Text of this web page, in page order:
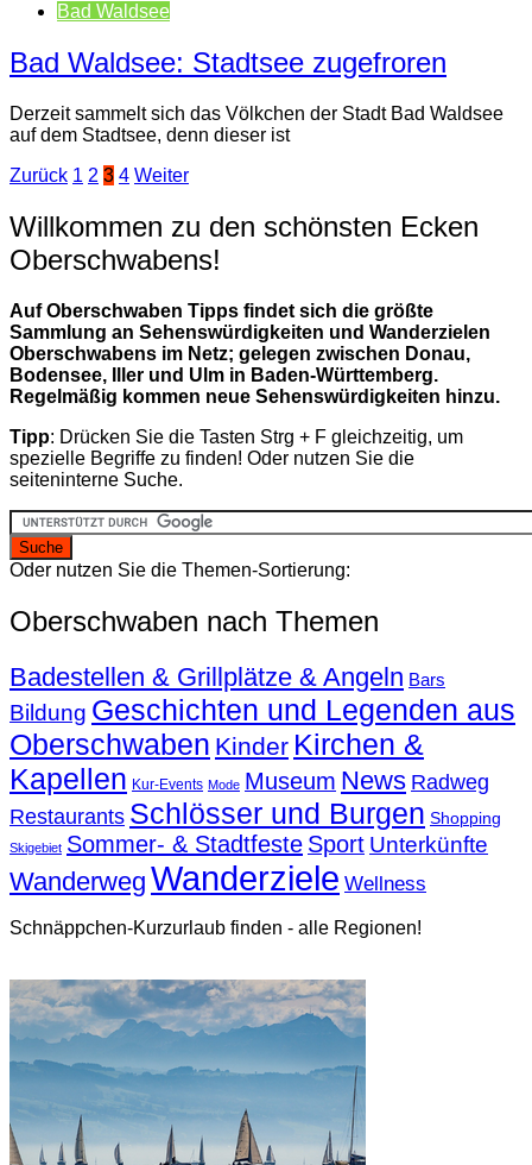
Bad Waldsee
Bad Waldsee: Stadtsee zugefroren
Derzeit sammelt sich das Völkchen der Stadt Bad Waldsee
auf dem Stadtsee, denn dieser ist
Seitennummerierung
der
Beiträge
Zurück 1 2 3 4 Weiter
Willkommen zu den schönsten Ecken
Oberschwabens!
Auf Oberschwaben Tipps findet sich die größte
Sammlung an Sehenswürdigkeiten und Wanderzielen
Oberschwabens im Netz; gelegen zwischen Donau,
Bodensee, Iller und Ulm in Baden-Württemberg.
Regelmäßig kommen neue Sehenswürdigkeiten hinzu.
Tipp: Drücken Sie die Tasten Strg + F gleichzeitig, um
spezielle Begriffe zu finden! Oder nutzen Sie die
seiteninterne Suche.
Oder nutzen Sie die Themen-Sortierung:
Oberschwaben nach Themen
Badestellen & Grillplätze & Angeln Bars
Bildung Geschichten und Legenden aus
Oberschwaben Kinder Kirchen &
Kapellen Kur-Events Mode Museum News Radweg
Restaurants Schlösser und Burgen Shopping
Skigebiet Sommer- & Stadtfeste Sport Unterkünfte
Wanderweg Wanderziele Wellness
Schnäppchen-Kurzurlaub finden - alle Regionen!